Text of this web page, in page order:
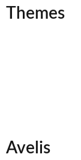
Themes
Avelis